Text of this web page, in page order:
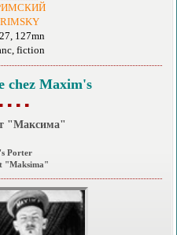
127mn
fiction
chez Maxim's
▪ ▪ ▪
"Максима"
Porter
"Maksima"